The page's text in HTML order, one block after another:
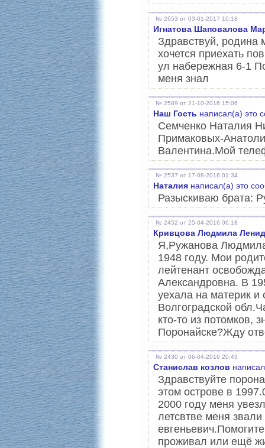
№ 2653 от 03-01-2017 10:18
Игнатова Шаповалова
Здравствуй, родина
хочется приехать
ул набережная 6-1
меня знал
№ 2589 от 21-10-2016 15:06
Наш Гость написал(а) это
Cемченко Наталия
Примаковых-
Валентина.Мой
№ 2537 от 17-08-2016 01:34
Наталия написал(а) это
Разыскиваю брата:
№ 2452 от 25-04-2016 06:18
Кривцова Людмила
Я,Ружанова
1948 году. Мои
лейтенант
Александровна. В
уехала на материк и
Волгоградской
кто-то из потомков,
Поронайске?Жду
№ 2430 от 06-04-2016 20:43
Станислав козлов
Здравствуйте
этом острове в
2000 году меня
летсвтве меня
проживал или ещё